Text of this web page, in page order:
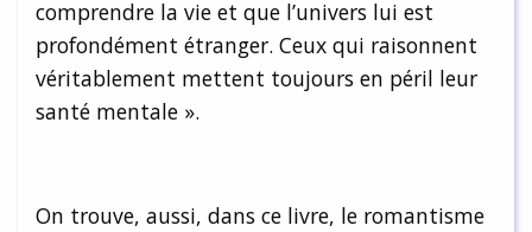
comprendre la vie et que l’univers lui est
profondément étranger. Ceux qui raisonnent
véritablement mettent toujours en péril leur
santé mentale ».
On trouve, aussi, dans ce livre, le romantisme